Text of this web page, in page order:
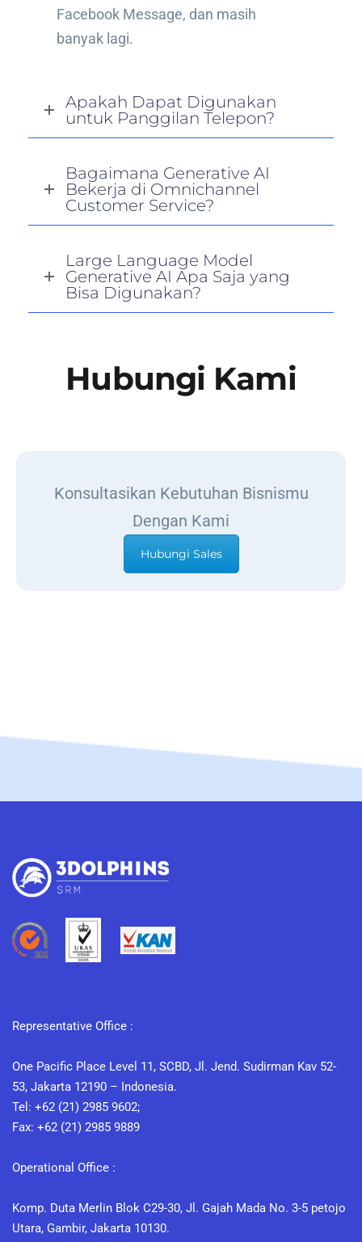
Facebook Message, dan masih
banyak lagi.
Apakah Dapat Digunakan
untuk Panggilan Telepon?
Bagaimana Generative AI
Bekerja di Omnichannel
Customer Service?
Large Language Model
Generative AI Apa Saja yang
Bisa Digunakan?
Hubungi Kami
Konsultasikan Kebutuhan Bisnismu
Dengan Kami
Hubungi Sales
Representative Office :
One Pacific Place Level 11, SCBD, Jl. Jend. Sudirman Kav 52-
53, Jakarta 12190 – Indonesia.
Tel: +62 (21) 2985 9602;
Fax: +62 (21) 2985 9889
Operational Office :
Komp. Duta Merlin Blok C29-30, Jl. Gajah Mada No. 3-5 petojo
Utara, Gambir, Jakarta 10130.